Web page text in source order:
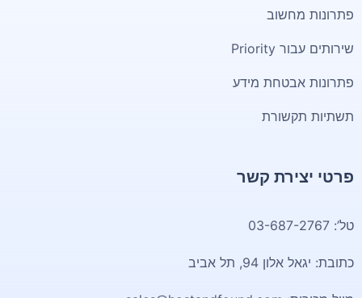
פתרונות מחשוב
שירותים עבור Priority
פתרונות אבטחת מידע
תשתיות תקשורת
פרטי יצירת קשר
טל’: 03-687-2767
כתובת: יגאל אלון 94, תל אביב